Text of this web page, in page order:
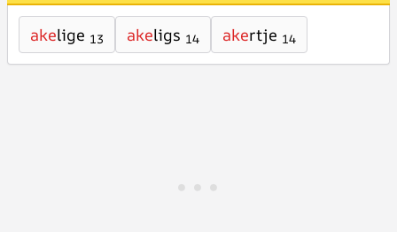
akelige 13 akeligs 14 akertje 14